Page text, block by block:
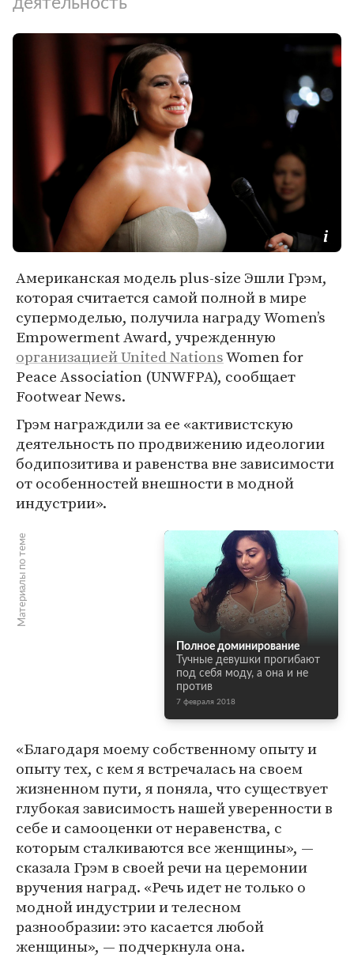
Американская модель plus-size Эшли Грэм,
которая считается самой полной в мире
супермоделью, получила награду Women’s
Empowerment Award, учрежденную
организацией United NationsWomen for
Peace Association (UNWFPA), сообщает
Footwear News.
Грэм награждили за ее «активистскую
деятельность по продвижению идеологии
бодипозитива и равенства вне зависимости
от особенностей внешности в модной
индустрии».
Материалы по теме
Полное доминирование
Тучные девушки прогибают
под себя моду, а она и не
против
7 февраля 2018
«Благодаря моему собственному опыту и
опыту тех, с кем я встречалась на своем
жизненном пути, я поняла, что существует
глубокая зависимость нашей уверенности в
себе и самооценки от неравенства, с
которым сталкиваются все женщины», —
сказала Грэм в своей речи на церемонии
вручения наград. «Речь идет не только о
модной индустрии и телесном
разнообразии: это касается любой
женщины», — подчеркнула она.